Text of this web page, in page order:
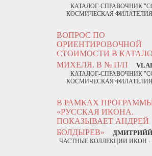
КАТАЛОГ-СПРАВОЧНИК
КОСМИЧЕСКАЯ ФИЛАТЕЛИЯ"
ВОПРОС ПО
ОРИЕНТИРОВОЧНОЙ
СТОИМОСТИ В
МИХЕЛЯ. В № П/П
КАТАЛОГ-СПРАВОЧНИК
КОСМИЧЕСКАЯ ФИЛАТЕЛИЯ"
В РАМКАХ
«РУССКАЯ ИКОНА.
ПОКАЗЫВАЕТ АНДРЕЙ
БОЛДЫРЕВ»
ЧАСТНЫЕ КОЛЛЕКЦИИ ИКОН -